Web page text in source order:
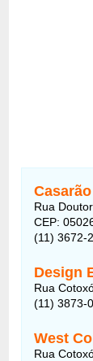
Rua
CEP:
(11) 3672-
Design
Rua
(11) 3873-
West
Rua